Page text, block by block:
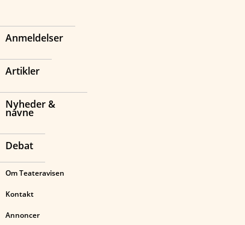
Anmeldelser
Artikler
Nyheder &
navne
Debat
Om Teateravisen
Kontakt
Annoncer